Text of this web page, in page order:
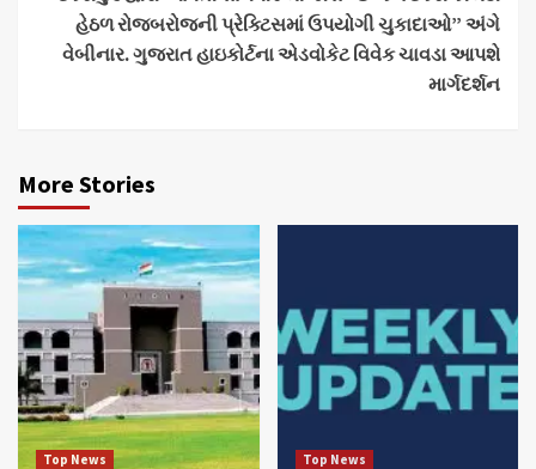
હેઠળ રોજબરોજની પ્રેક્ટિસમાં ઉપયોગી ચુકાદાઓ” અંગે
વેબીનાર. ગુજરાત હાઇકોર્ટના એડવોકેટ વિવેક ચાવડા આપશે
માર્ગદર્શન
More Stories
Top News Top News